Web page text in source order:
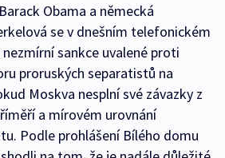
Obama a německá
se v dnešním telefonickém
sankce uvalené proti
proruských separatistů na
Moskva nesplní své závazky z
a mírovém urovnání
Podle prohlášení Bílého domu